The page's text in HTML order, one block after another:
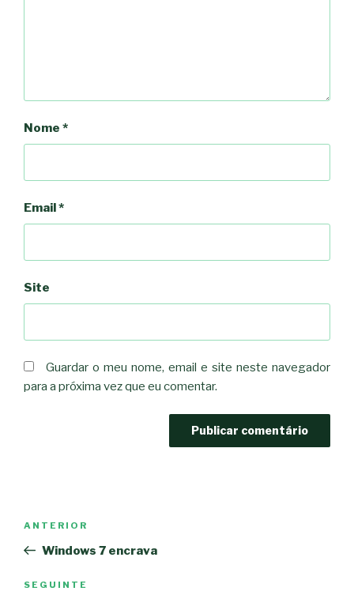
Nome *
Email *
Site
Guardar o meu nome, email e site neste navegador
para a próxima vez que eu comentar.
artigos
Conteúdo
anterior
ANTERIOR
Windows 7 encrava
Conteúdo
SEGUINTE